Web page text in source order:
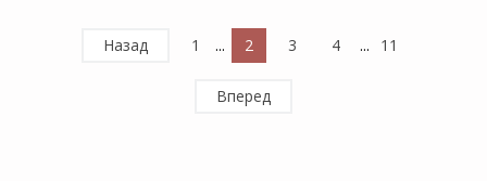
Назад 1 ... 2 3 4 ... 11
Вперед